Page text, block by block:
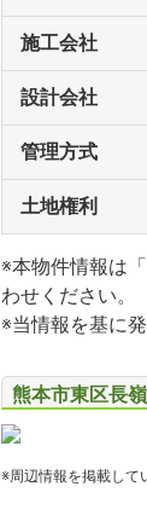
施工会社
設計会社
管理方式
土地権利
※本物件情報は「
わせください。
※当情報を基に
熊本市東区長
※周辺情報を掲載して